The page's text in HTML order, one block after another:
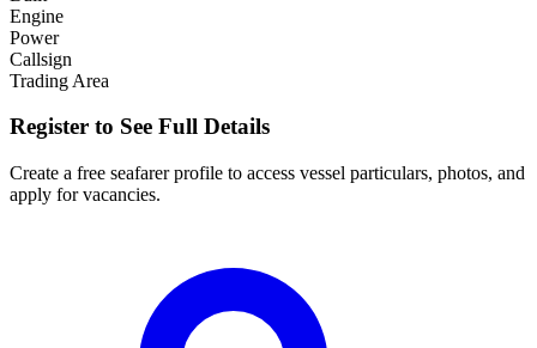
Engine
Power
Callsign
Trading Area
Register to See Full Details
Create a free seafarer profile to access vessel particulars, photos, and
apply for vacancies.